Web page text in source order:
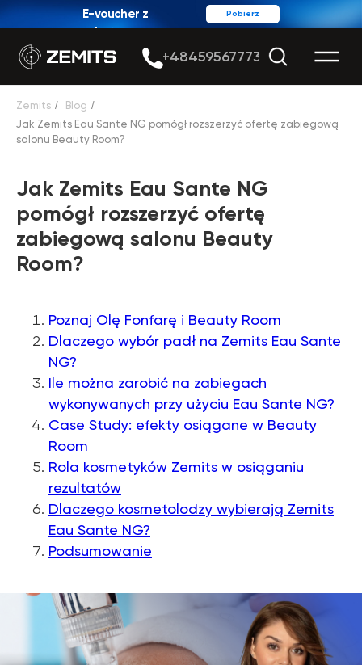
Pobierz
E-voucher z
rabatem
Zemits / Blog /
Jak Zemits Eau Sante NG pomógł rozszerzyć ofertę zabiegową
salonu Beauty Room?
Jak Zemits Eau Sante NG
pomógł rozszerzyć ofertę
zabiegową salonu Beauty
Room?
Poznaj Olę Fonfarę i Beauty Room
Dlaczego wybór padł na Zemits Eau Sante
NG?
Ile można zarobić na zabiegach
wykonywanych przy użyciu Eau Sante NG?
Case Study: efekty osiągane w Beauty
Room
Rola kosmetyków Zemits w osiąganiu
rezultatów
Dlaczego kosmetolodzy wybierają Zemits
Eau Sante NG?
Podsumowanie